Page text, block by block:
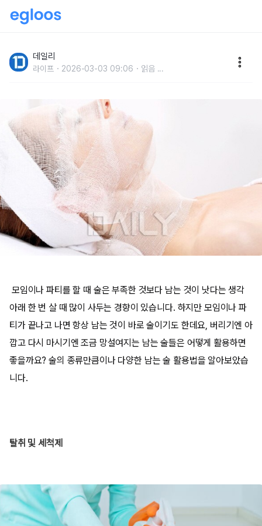
데일리
라이프 2026-03-03 09:06 읽음 ...
모임이나 파티를 할 때 술은 부족한 것보다 남는 것이 낫다는 생각
아래 한 번 살 때 많이 사두는 경향이 있습니다. 하지만 모임이나 파
티가 끝나고 나면 항상 남는 것이 바로 술이기도 한데요, 버리기엔 아
깝고 다시 마시기엔 조금 망설여지는 남는 술들은 어떻게 활용하면
좋을까요? 술의 종류만큼이나 다양한 남는 술 활용법을 알아보았습
니다.
탈취 및 세척제